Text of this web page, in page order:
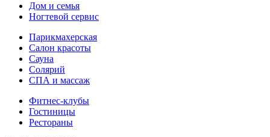
Дом и семья
Ногтевой сервис
Парикмахерская
Салон красоты
Сауна
Солярий
СПА и массаж
Фитнес-клубы
Гостиницы
Рестораны